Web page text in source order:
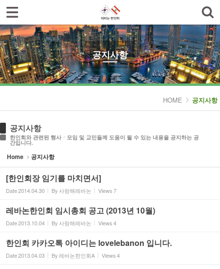
공지사항
HOME 공지사항
공지사항
한인회와 관련된 행사ㆍ모임 및 교민들께 도움이 될 수 있는 내용을 공지하는 공
간입니다.
Home 공지사항
[한인회장 임기를 마치면서]
Date2014.04.30 By 사랑해레바논 Views7
레바논한인회 임시총회 공고 (2013년 10월)
Date2013.10.04 By 사랑해레바논 Views4
한인회 카카오톡 아이디는 lovelebanon 입니다.
Date2013.04.03 By레바논한인회A Views4
로그인
한인회소개
공지사항
한글학교
Sketchbook5, 스케치북5
Sketchbook5, 스케치북5